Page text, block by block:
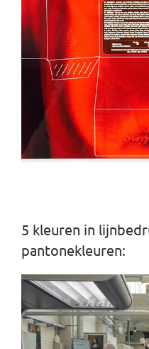
5 kleuren in
pantonekleuren: